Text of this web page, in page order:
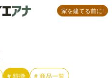
家を建てる前に!
# 特徴 # 商品一覧